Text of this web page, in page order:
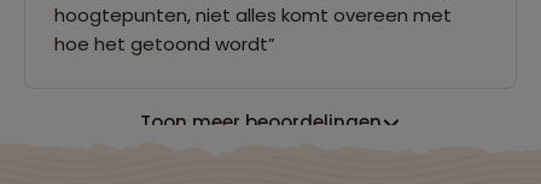
hoogtepunten, niet alles komt overeen met
hoe het getoond wordt”
Toon meer beoordelingen